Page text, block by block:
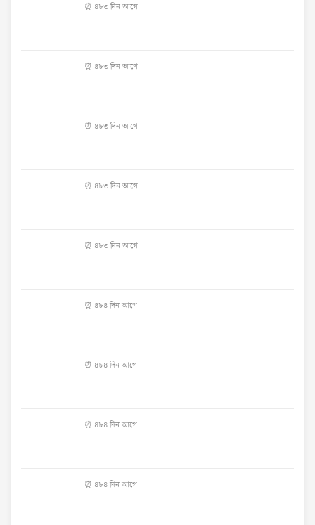
⏰ ৪৮৩ দিন আগে
⏰ ৪৮৩ দিন আগে
⏰ ৪৮৩ দিন আগে
⏰ ৪৮৩ দিন আগে
⏰ ৪৮৩ দিন আগে
⏰ ৪৮৪ দিন আগে
⏰ ৪৮৪ দিন আগে
⏰ ৪৮৪ দিন আগে
⏰ ৪৮৪ দিন আগে